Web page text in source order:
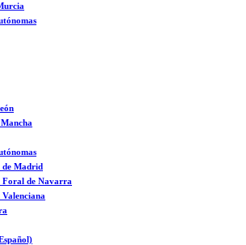
de Madrid
Foral de Navarra